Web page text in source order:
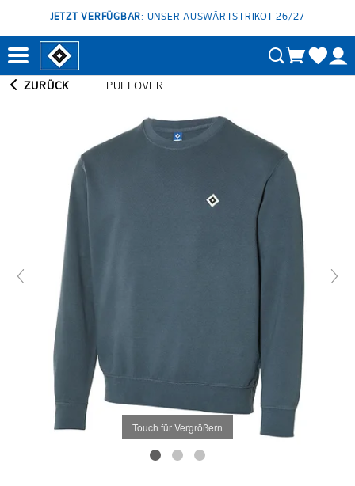
JETZT VERFÜGBAR: UNSER AUSWÄRTSTRIKOT 26/27
ZURÜCK PULLOVER
Touch für Vergrößern